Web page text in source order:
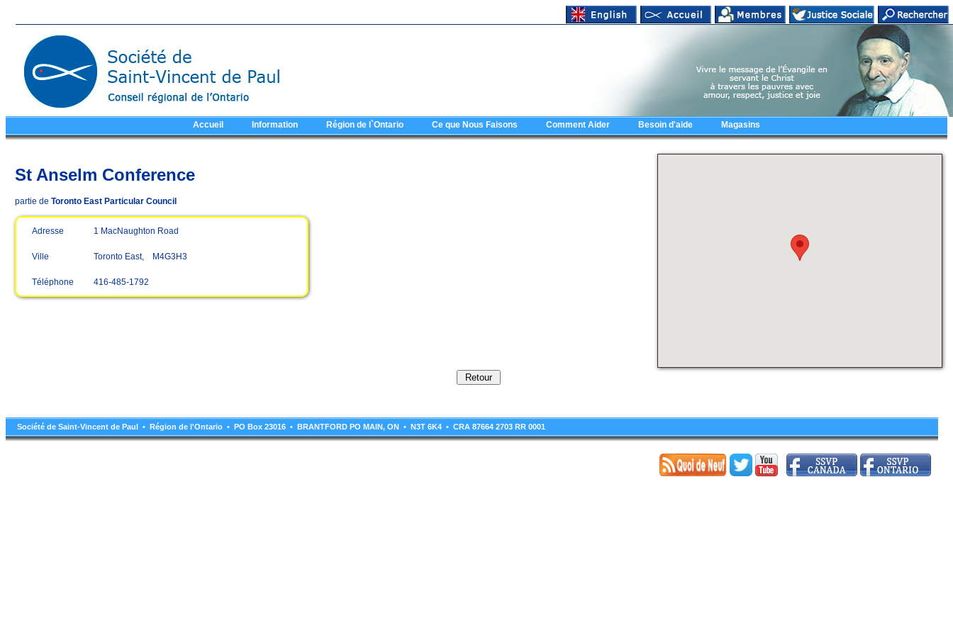
Accueil Information Région de l`Ontario Ce que Nous Faisons Comment Aider Besoin d'aide Magasins
St Anselm Conference
partie de Toronto East Particular Council
Adresse 1 MacNaughton Road
Ville Toronto East, M4G3H3
Téléphone 416-485-1792
Société de Saint-Vincent de Paul • Région de l'Ontario • PO Box 23016 • BRANTFORD PO MAIN, ON • N3T 6K4 • CRA 87664 2703 RR 0001